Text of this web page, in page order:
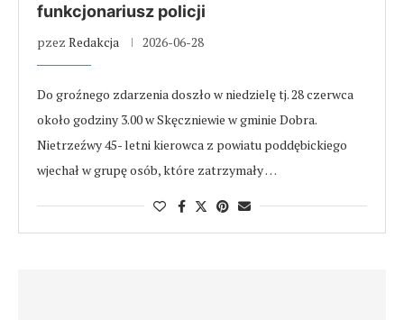
funkcjonariusz policji
pzez Redakcja 2026-06-28
Do groźnego zdarzenia doszło w niedzielę tj. 28 czerwca
około godziny 3.00 w Skęczniewie w gminie Dobra.
Nietrzeźwy 45- letni kierowca z powiatu poddębickiego
wjechał w grupę osób, które zatrzymały …